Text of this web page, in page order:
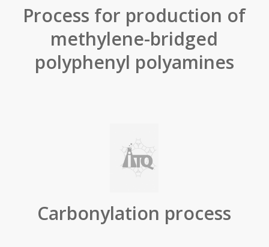
Process for production of
methylene-bridged
polyphenyl polyamines
Carbonylation process